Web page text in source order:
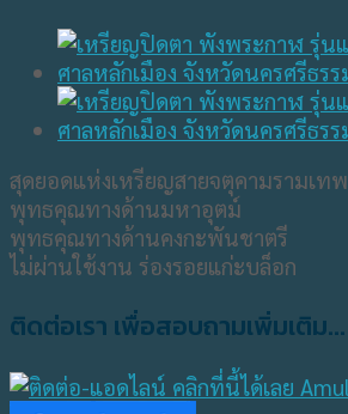
สุดยอดแห่งเหรียญสายจตุคามรามเทพ
พุทธคุณทางด้านมหาอุตม์
พุทธคุณทางด้านคงกะพันชาตรี
ไม่ผ่านใช้งาน ร่องรอยแก่ะบล็อก
ติดต่อเรา เพื่อสอบถามเพิ่มเติม...